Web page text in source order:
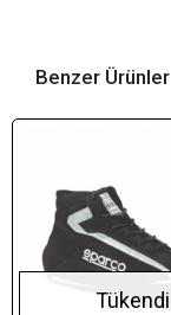
Benzer Ürünler
Tükendi